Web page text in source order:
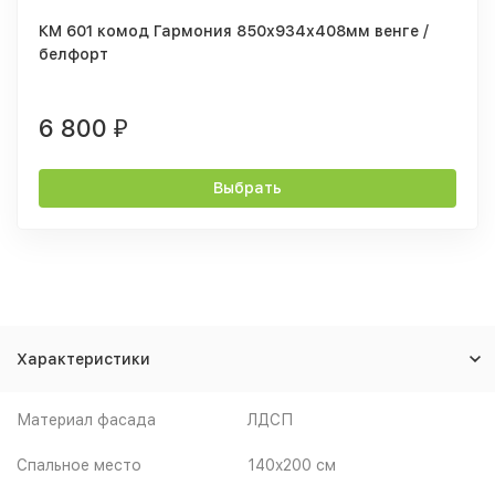
КМ 601 комод Гармония 850х934х408мм венге /
белфорт
6 800 ₽
Выбрать
Характеристики
Материал фасада ЛДСП
Спальное место 140x200 см